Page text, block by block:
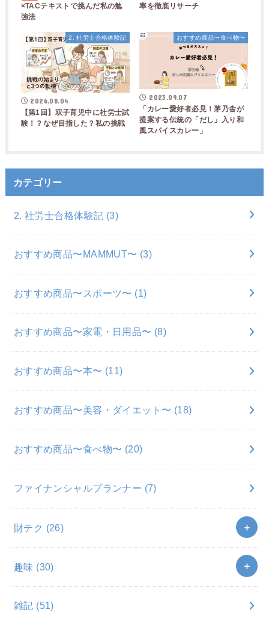
×TACテキストで挑んだ私の勉
強法
率を徹底リサーチ
2. 社労士合格体験記
2026.08.04
【第1回】双子育児中に社労士試
験！？なぜ目指した？私の挑戦
おすすめ商品〜食べ物〜
2023.09.07
「カレー愛好者必見！茅乃舎が
提案する伝統の「だし」入り和
風スパイスカレー」
カテゴリー
2. 社労士合格体験記 (3)
おすすめ商品〜MAMMUT〜 (3)
おすすめ商品〜スポーツ〜 (1)
おすすめ商品〜家電・日用品〜 (8)
おすすめ商品〜本〜 (11)
おすすめ商品〜美容・ダイエット〜 (18)
おすすめ商品〜食べ物〜 (20)
ファイナンシャルプランナー (7)
財テク (26)
趣味 (30)
雑記 (51)